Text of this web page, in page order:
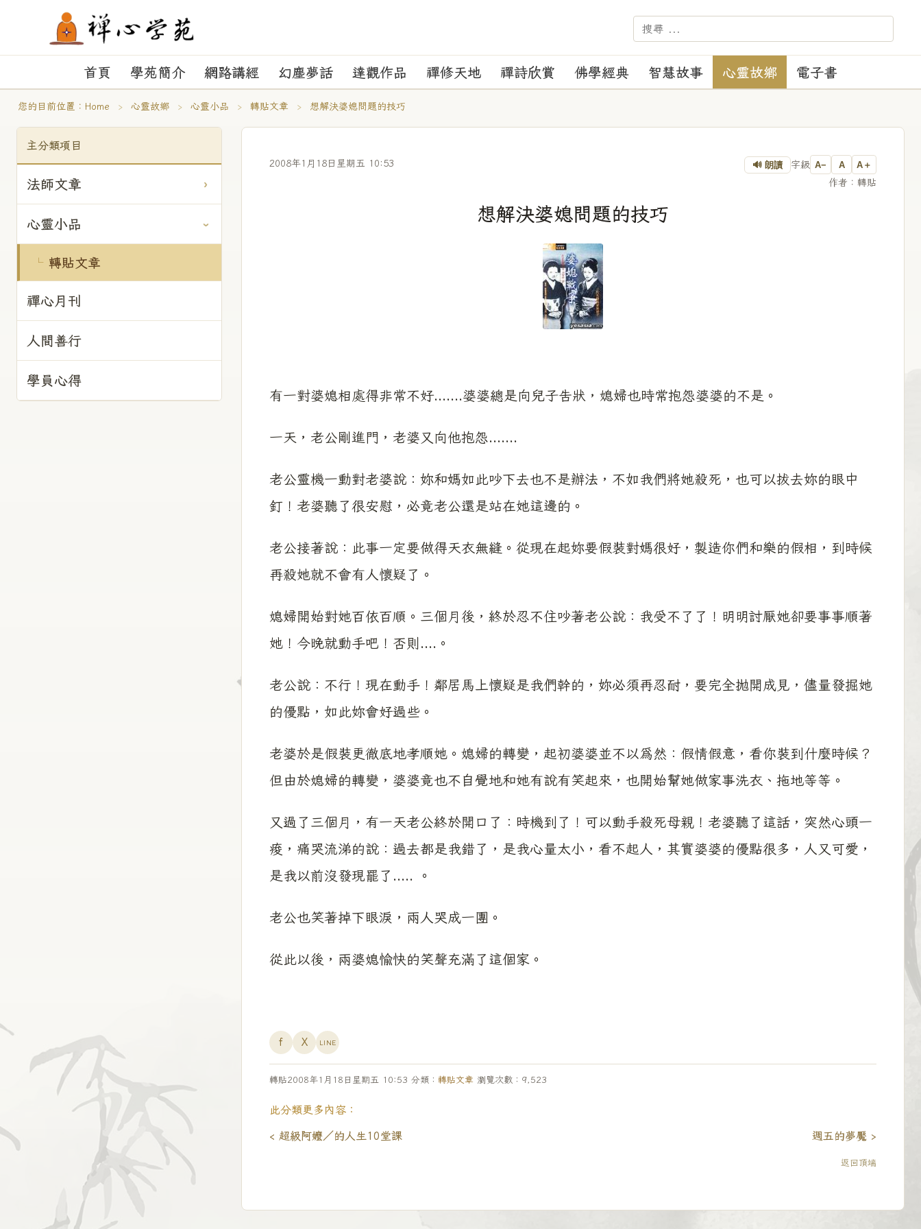
－－－ 【苑訓】：正見、正行、正覺、正
首頁 學苑簡介 網路講經 幻塵夢話 達觀作品 禪修天地 禪詩欣賞 佛學經典 智慧故事 心靈故鄉 電子書
您的目前位置： Home › 心靈故鄉 › 心靈小品 › 轉貼文章 › 想解決婆媳問題的技巧
主分類項目
法師文章
心靈小品
轉貼文章
禪心月刊
人間善行
學員心得
2008年1月18日星期五 10:53 🔊 朗讀 字級 A− A A＋
作者：轉貼
想解決婆媳問題的技巧
有一對婆媳相處得非常不好.......婆婆總是向兒子告狀，媳婦也時常抱怨婆婆的不是。
一天，老公剛進門，老婆又向他抱怨.......
老公靈機一動對老婆說：妳和媽如此吵下去也不是辦法，不如我們將她殺死，也可以拔去妳的眼中
釘！老婆聽了很安慰，必竟老公還是站在她這邊的。
老公接著說：此事一定要做得天衣無縫。從現在起妳要假裝對媽很好，製造你們和樂的假相，到時候
再殺她就不會有人懷疑了。
媳婦開始對她百依百順。三個月後，終於忍不住吵著老公說：我受不了了！明明討厭她卻要事事順著
她！今晚就動手吧！否則....。
老公說：不行！現在動手！鄰居馬上懷疑是我們幹的，妳必須再忍耐，要完全拋開成見，儘量發掘她
的優點，如此妳會好過些。
老婆於是假裝更徹底地孝順她。媳婦的轉變，起初婆婆並不以為然：假情假意，看你裝到什麼時候？
但由於媳婦的轉變，婆婆竟也不自覺地和她有說有笑起來，也開始幫她做家事洗衣、拖地等等。
又過了三個月，有一天老公終於開口了：時機到了！可以動手殺死母親！老婆聽了這話，突然心頭一
痠，痛哭流涕的說：過去都是我錯了，是我心量太小，看不起人，其實婆婆的優點很多，人又可愛，
是我以前沒發現罷了..... 。
老公也笑著掉下眼淚，兩人哭成一團。
從此以後，兩婆媳愉快的笑聲充滿了這個家。
f X LINE
轉貼2008年1月18日星期五 10:53 分類： 轉貼文章 瀏覽次數： 9,523
此分類更多內容：
‹ 超級阿嬤／的人生10堂課
週五的夢魘 ›
返回頂端